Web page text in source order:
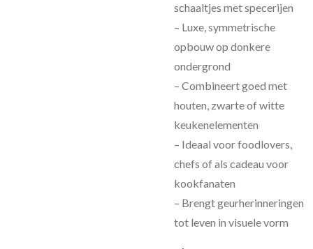
schaaltjes met specerijen
– Luxe, symmetrische
opbouw op donkere
ondergrond
– Combineert goed met
houten, zwarte of witte
keukenelementen
– Ideaal voor foodlovers,
chefs of als cadeau voor
kookfanaten
– Brengt geurherinneringen
tot leven in visuele vorm